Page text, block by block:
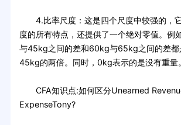
4.比率尺度：这是四个尺度中较强的，
度的所有特点，还提供了一个绝对零值。例
与45kg之间的差和60kg与65kg之间的差
45kg的两倍。同时，0kg表示的是没有重量。
CFA知识点:如何区分Unearned
ExpenseTony?